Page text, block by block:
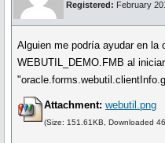
Registered: February
Alguien me podría ayudar en la
WEBUTIL_DEMO.FMB al
Attachment: webutil.png
(Size: 151.61KB, Downloaded